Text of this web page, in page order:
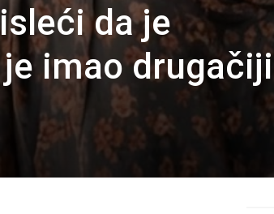
da je
imao drugačiji